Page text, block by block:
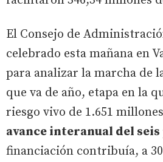
El Consejo de
celebrado esta mañana en
para analizar la marcha de
que va de año, etapa en la
riesgo vivo de 1.651
avance interanual del
financiación contribuía, a